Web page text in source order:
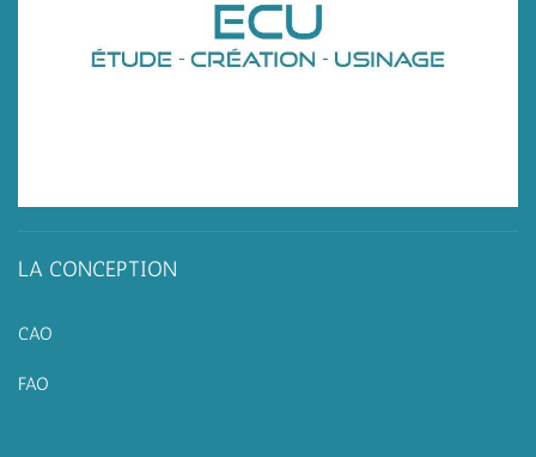
LA CONCEPTION
CAO
FAO